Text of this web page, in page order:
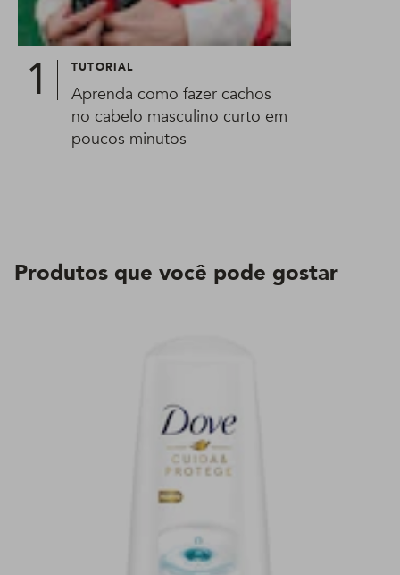
TUTORIAL
Aprenda como fazer cachos
no cabelo masculino curto em
poucos minutos
Produtos que você pode gostar